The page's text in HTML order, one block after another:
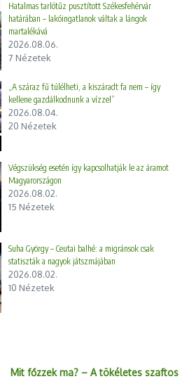
Hatalmas tarlótűz pusztított Székesfehérvár
határában – lakóingatlanok váltak a lángok
martalékává
2026.08.06.
7 Nézetek
„A száraz fű túlélheti, a kiszáradt fa nem – így
kellene gazdálkodnunk a vízzel”
2026.08.04.
20 Nézetek
Végszükség esetén így kapcsolhatják le az áramot
Magyarországon
2026.08.02.
15 Nézetek
Suha György – Ceutai balhé: a migránsok csak
statiszták a nagyok játszmájában
2026.08.02.
10 Nézetek
Mit főzzek ma? – A tökéletes szaftos